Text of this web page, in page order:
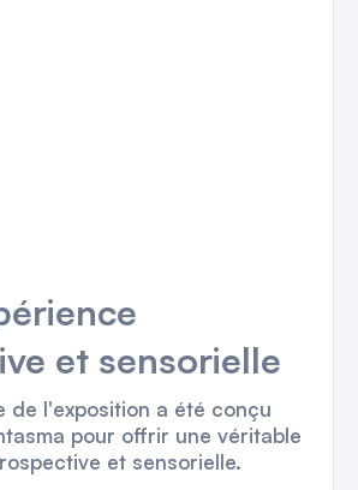
et sensorielle
de l'exposition a été conçu
pour offrir une véritable
et sensorielle.